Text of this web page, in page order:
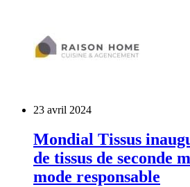
23 avril 2024
Mondial Tissus
de tissus de seconde
mode responsable